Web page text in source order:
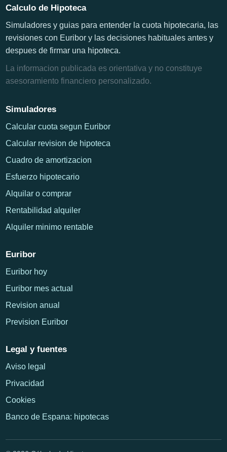
Calculo de Hipoteca
Simuladores y guias para entender la cuota hipotecaria, las
revisiones con Euribor y las decisiones habituales antes y
despues de firmar una hipoteca.
La informacion publicada es orientativa y no constituye
asesoramiento financiero personalizado.
Simuladores
Calcular cuota segun Euribor
Calcular revision de hipoteca
Cuadro de amortizacion
Esfuerzo hipotecario
Alquilar o comprar
Rentabilidad alquiler
Alquiler minimo rentable
Euribor
Euribor hoy
Euribor mes actual
Revision anual
Prevision Euribor
Legal y fuentes
Aviso legal
Privacidad
Cookies
Banco de Espana: hipotecas